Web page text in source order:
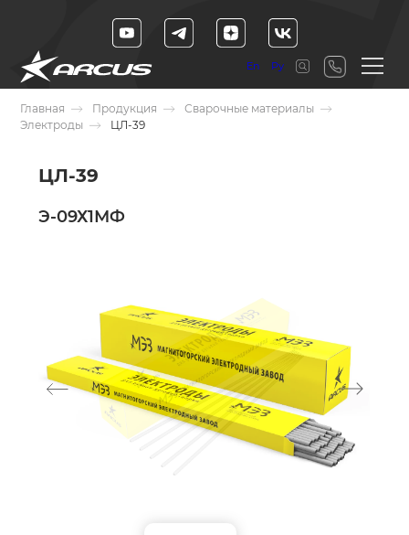
En Ру
Главная Продукция
Сварочные материалы
Электроды
ЦЛ-39
ЦЛ-39
Э-09Х1МФ